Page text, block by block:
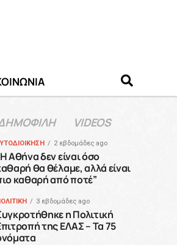
VIDEOS
2 εβδομάδες ago
Αθήνα δεν είναι όσο
θα θέλαμε, αλλά είναι
καθαρή από ποτέ”
3 εβδομάδες ago
η Πολιτική
της ΕΛΑΣ – Τα 75